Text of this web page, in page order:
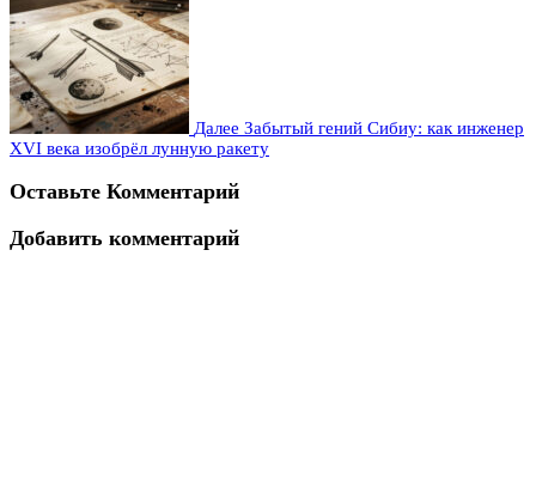
Далее Забытый гений Сибиу: как инженер
XVI века изобрёл лунную ракету
Оставьте Комментарий
Добавить комментарий